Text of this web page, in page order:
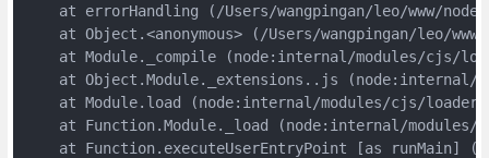
at errorHandling (/Users/wangpingan/leo/www/
at Object.<anonymous> (/Users/wangpingan/leo/
at Module._compile (node:internal/modules/cjs/
at Object.Module._extensions..js (node:internal/
at Module.load (node:internal/modules/cjs/
at Function.Module._load (node:internal/modules/
at Function.executeUserEntryPoint [as runMain]